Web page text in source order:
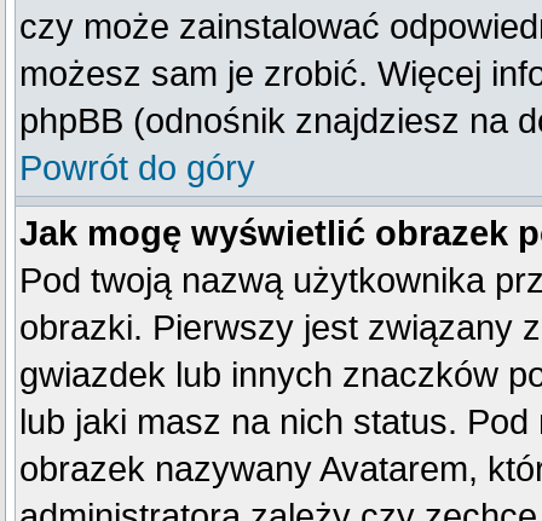
czy może zainstalować
możesz sam je zrobić. Więcej
phpBB (odnośnik znajdziesz na
Powrót do góry
Jak mogę wyświetlić obrazek
Pod twoją nazwą użytkownika
obrazki. Pierwszy jest związany
gwiazdek lub innych znaczków
lub jaki masz na nich status.
obrazek nazywany Avatarem,